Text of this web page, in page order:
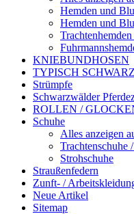
Hemden und
Hemden und
KNIEBUNDHOSEN
TYPISCH
Strümpfe
Schwarzwälder
ROLLEN /
Schuhe
Alles anzeigen
Trachtenschuhe
Strohschuhe
Straußenfedern
Zunft- /
Neue Artikel
Sitemap